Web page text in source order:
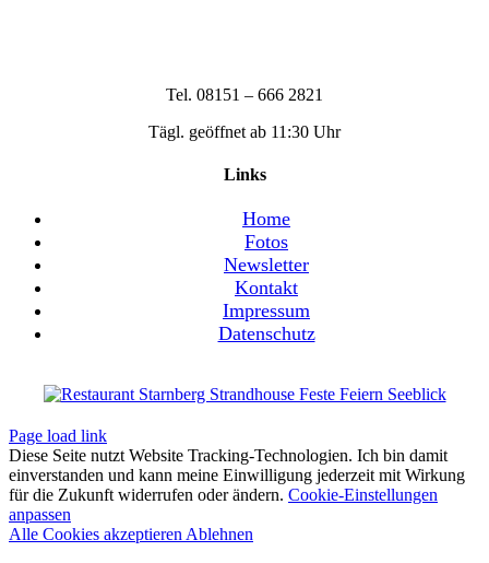
Tel. 08151 – 666 2821
Tägl. geöffnet ab 11:30 Uhr
Links
Home
Fotos
Newsletter
Kontakt
Impressum
Datenschutz
Page load link
Diese Seite nutzt Website Tracking-Technologien. Ich bin damit
einverstanden und kann meine Einwilligung jederzeit mit Wirkung
für die Zukunft widerrufen oder ändern. Cookie-Einstellungen
anpassen
Alle Cookies akzeptieren Ablehnen